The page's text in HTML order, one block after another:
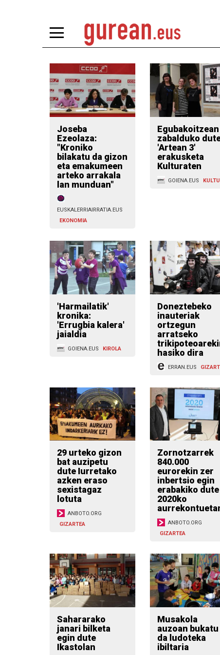
Joseba
Ezeolaza:
"Kroniko
bilakatu da gizon
eta emakumeen
arteko arrakala
lan munduan"
EUSKALERRIAIRRATIA.EUS
EKONOMIA
Egubakoitzean
zabalduko
'Artean 3'
erakusketa
Kulturaten
GOIENA.EUS
'Harmailatik'
kronika:
'Errugbia kalera'
jaialdia
GOIENA.EUS KIROLA
Doneztebeko
inauteriak
ortzegun
arratseko
hasiko dira
ERRAN.EUS
29 urteko gizon
bat auzipetu
dute Iurretako
azken eraso
sexistagaz
lotuta
ANBOTO.ORG
GIZARTEA
Zornotzarrek
840.000
eurorekin zer
inbertsio egin
erabakiko dute
2020ko
ANBOTO.ORG
GIZARTEA
Sahararako
janari bilketa
egin dute
Ikastolan
Musakola
auzoan bukatu
da ludoteka
ibiltaria